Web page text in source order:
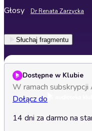
Głosy Dr Renata Zarzycka
Słuchaj fragmentu
Dostępne w Klubie
W ramach subskrypcji
Dołącz do
14 dni za darmo na